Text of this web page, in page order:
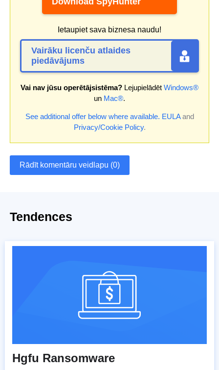
Ietaupiet sava biznesa naudu!
Vairāku licenču atlaides
piedāvājums
Vai nav jūsu operētājsistēma? Lejupielādēt Windows®
un Mac®.
See additional offer below where available. EULAand
Privacy/Cookie Policy.
Rādīt komentāru veidlapu (0)
Tendences
Hgfu Ransomware